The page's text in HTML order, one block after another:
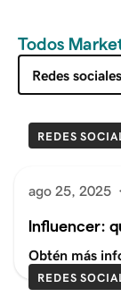
Todos
Redes sociales
REDES
ago 25, 2025 ·
Influencer:
Obtén más
REDES